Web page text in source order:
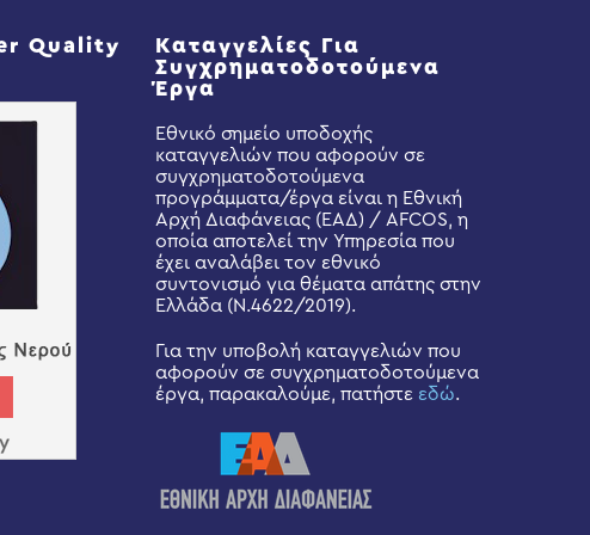
Quality
Καταγγελίες Για
Συγχρηματοδοτούμενα
Έργα
Εθνικό σημείο υποδοχής
καταγγελιών που αφορούν σε
συγχρηματοδοτούμενα
προγράμματα/έργα είναι η Εθνική
Αρχή Διαφάνειας (ΕΑΔ) / AFCOS, η
οποία αποτελεί την Υπηρεσία που
έχει αναλάβει τον εθνικό
συντονισμό για θέματα απάτης στην
Ελλάδα (Ν.4622/2019).
Για την υποβολή καταγγελιών που
αφορούν σε συγχρηματοδοτούμενα
έργα, παρακαλούμε, πατήστε εδώ.